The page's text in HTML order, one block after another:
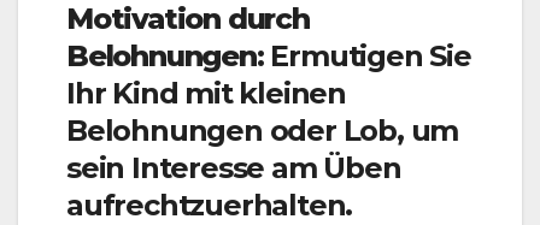
Motivation durch
Belohnungen:Ermutigen Sie
Ihr Kind mit kleinen
Belohnungen oder Lob, um
sein Interesse am Üben
aufrechtzuerhalten.